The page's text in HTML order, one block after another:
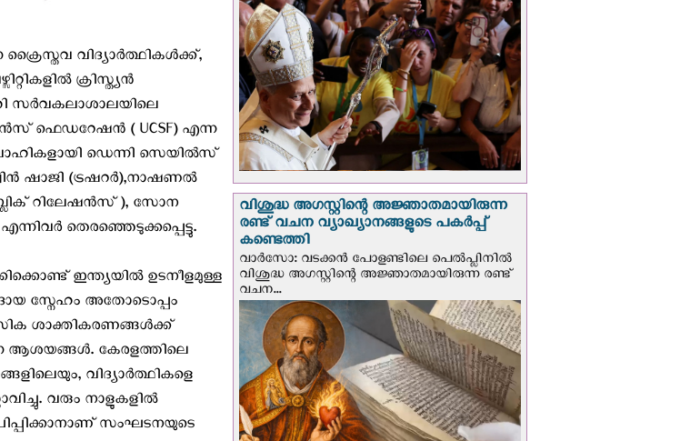
വിദ്യാർത്ഥികൾക്ക്,
ക്രിസ്ത്യൻ
സർവകലാശാലയിലെ
ഫെഡറേഷൻ ( UCSF) എന്ന
ഡെന്നി സെയിൽസ്
ഷാജി (ട്രഷറർ),നാഷണൽ
റിലേഷൻസ് ), സോന
തെരഞ്ഞെടുക്കപ്പെട്ടു.
ഇന്ത്യയിൽ ഉടനീളമുള്ള
സ്നേഹം അതോടൊപ്പം
ശാക്തികരണങ്ങൾക്ക്
ആശയങ്ങൾ. കേരളത്തിലെ
വിദ്യാർത്ഥികളെ
വരും നാളുകളില്‍
സംഘടനയുടെ
വിശുദ്ധ അഗസ്റ്റിന്റെ അജ്ഞാതമായിരുന്ന
രണ്ട് വചന വ്യാഖ്യാനങ്ങളുടെ പകര്‍പ്പ്
കണ്ടെത്തി
വാര്‍സോ: വടക്കൻ പോളണ്ടിലെ പെൽപ്ലിനില്‍
വിശുദ്ധ അഗസ്റ്റിന്റെ അജ്ഞാതമായിരുന്ന രണ്ട്
വചന...